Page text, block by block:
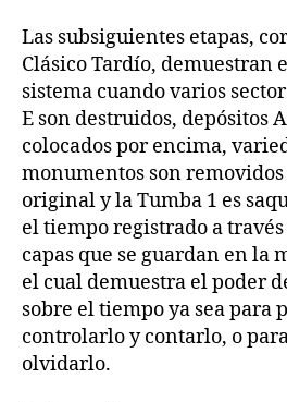
Las subsiguientes etapas,
Clásico Tardío, demuestran
sistema cuando varios
E son destruidos, depósitos
colocados por encima,
monumentos son
original y la Tumba 1 es
el tiempo registrado a
capas que se guardan en la
el cual demuestra el poder
sobre el tiempo ya sea para
controlarlo y contarlo, o
olvidarlo.